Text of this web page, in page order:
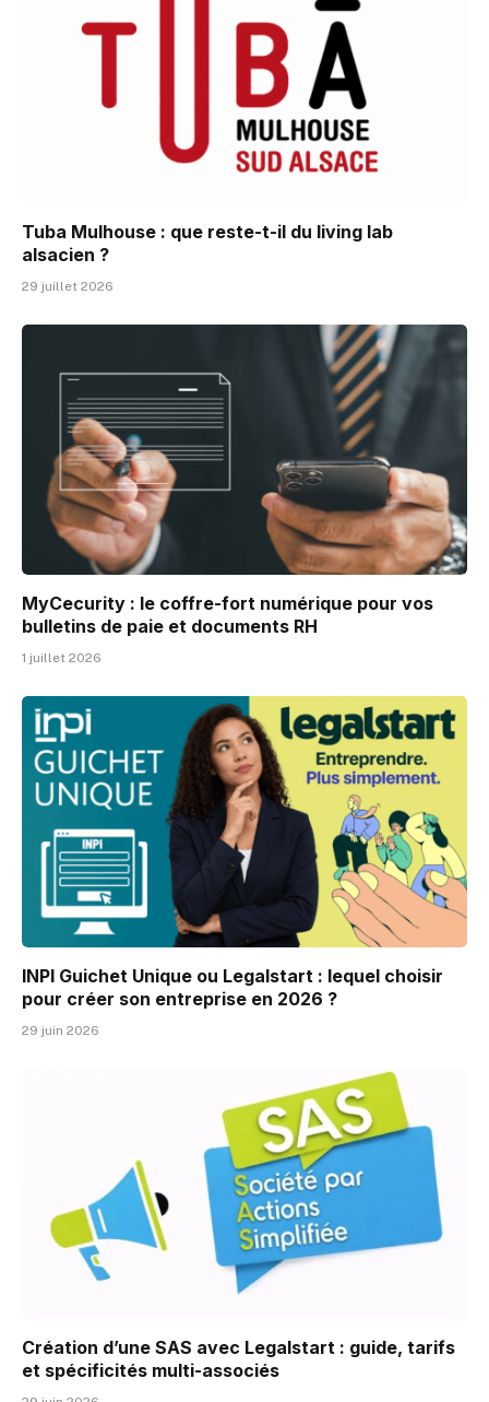
Tuba Mulhouse : que reste-t-il du living lab
alsacien ?
29 juillet 2026
MyCecurity : le coffre-fort numérique pour vos
bulletins de paie et documents RH
1 juillet 2026
INPI Guichet Unique ou Legalstart : lequel choisir
pour créer son entreprise en 2026 ?
29 juin 2026
Création d’une SAS avec Legalstart : guide, tarifs
et spécificités multi-associés